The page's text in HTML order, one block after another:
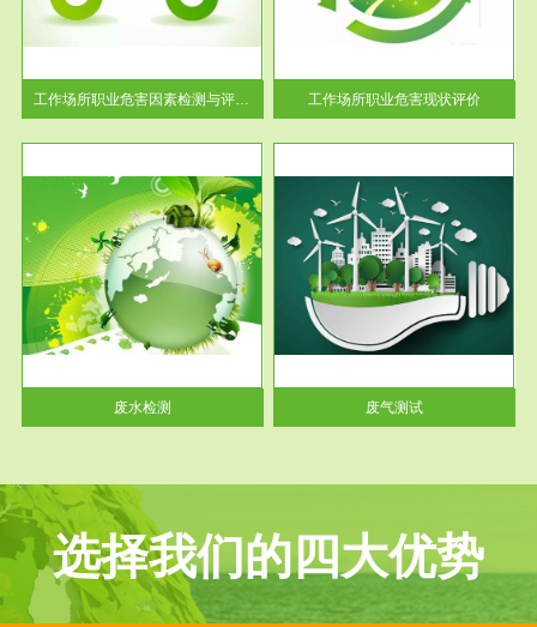
工作场所职业危害因素检测与评价...
【现状评价意义】：具体因素---
-通过质谱分析等多种手段明确
工作场...
工作场所职业危害现状评价
废水检测
服务范围
废气测试
检测范围工业废气检测包括有机
废气和无机废气。有机废气主要
包括...
废气测试
选择我们的四大优势